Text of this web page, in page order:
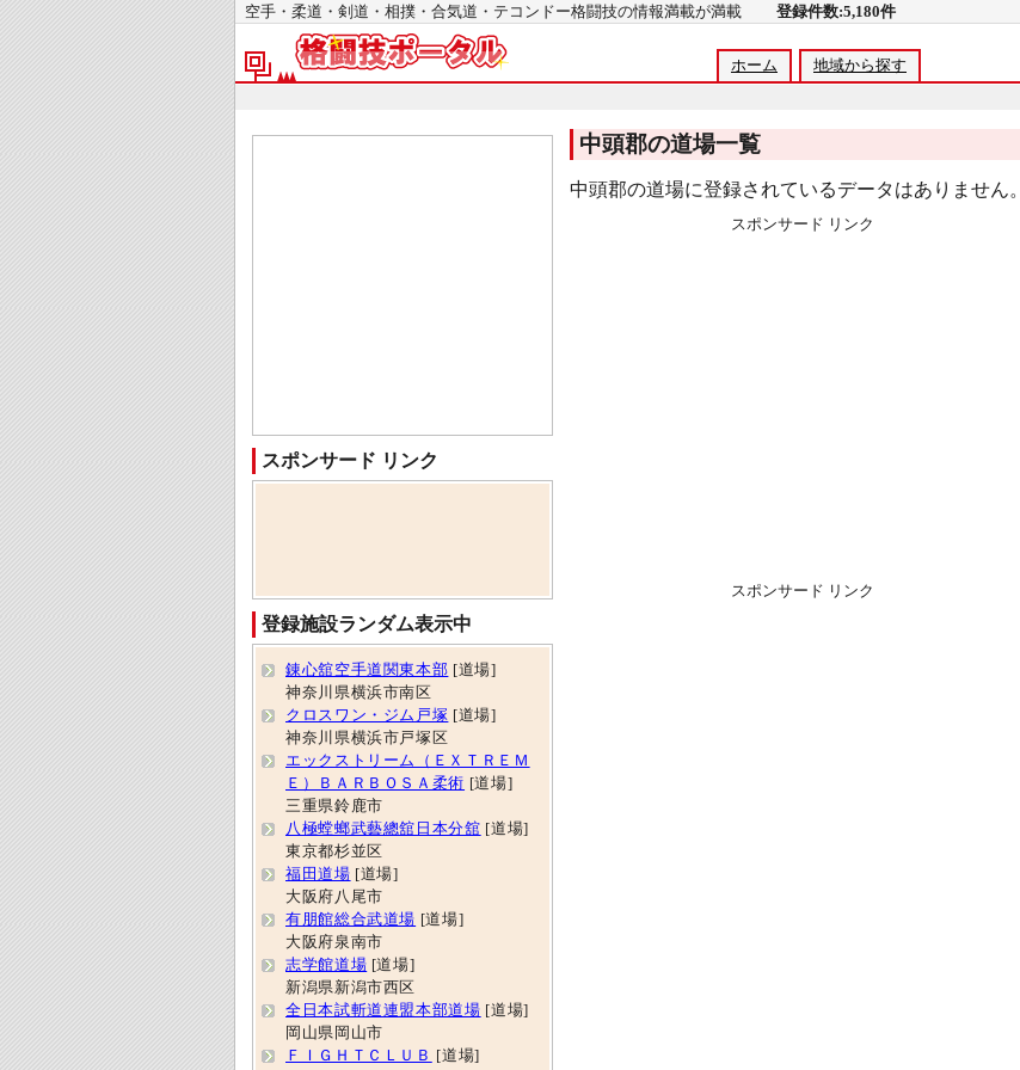
空手・柔道・剣道・相撲・合気道・テコンドー格闘技の情報満載が満載 登録件数:5,180件
ホーム 地域から探す
中頭郡の道場一覧
中頭郡の道場に登録されているデータはありません。
スポンサード リンク
スポンサード リンク
スポンサード リンク
登録施設ランダム表示中
錬心舘空手道関東本部 [道場]
神奈川県横浜市南区
クロスワン・ジム戸塚 [道場]
神奈川県横浜市戸塚区
エックストリーム（ＥＸＴＲＥＭ
Ｅ）ＢＡＲＢＯＳＡ柔術 [道場]
三重県鈴鹿市
八極螳螂武藝總舘日本分舘 [道場]
東京都杉並区
福田道場 [道場]
大阪府八尾市
有朋館総合武道場 [道場]
大阪府泉南市
志学館道場 [道場]
新潟県新潟市西区
全日本試斬道連盟本部道場 [道場]
岡山県岡山市
ＦＩＧＨＴＣＬＵＢ
[道場]